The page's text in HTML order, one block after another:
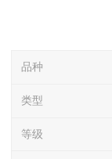
品种
类型
等级